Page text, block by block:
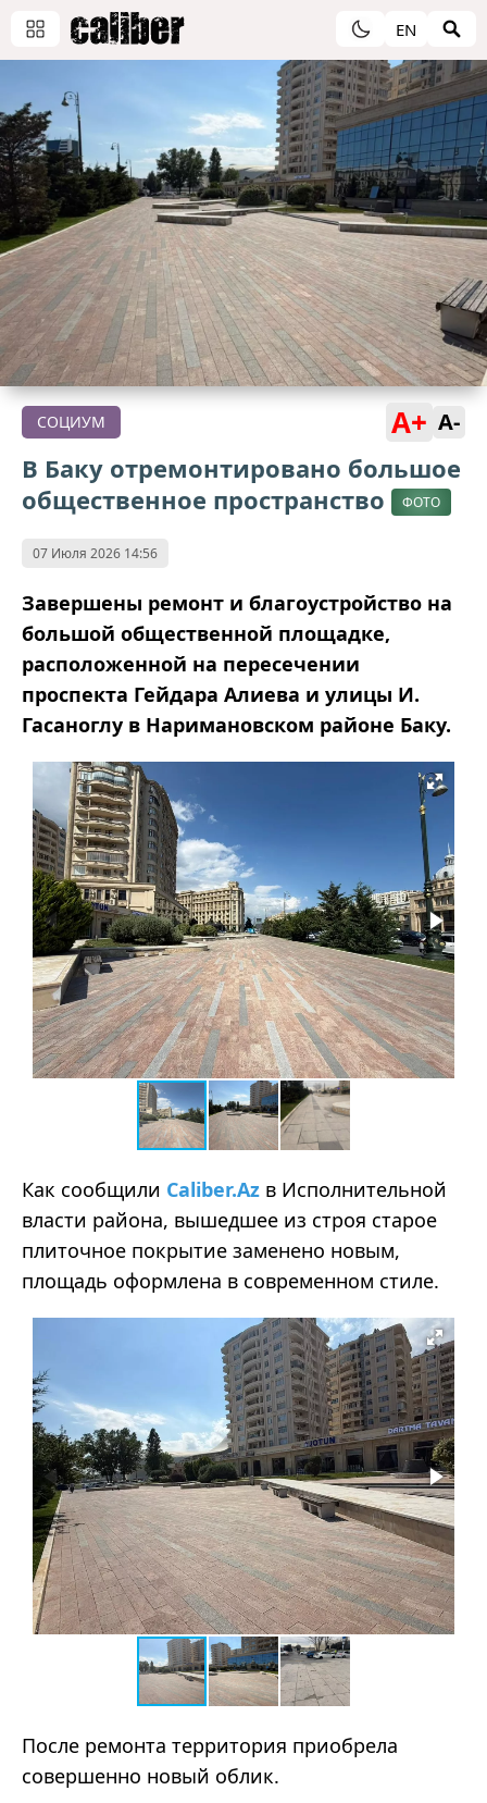
EN
СОЦИУМ A+ A-
В Баку отремонтировано большое
общественное пространство
ФОТО
07 Июля 2026 14:56
Завершены ремонт и благоустройство на
большой общественной площадке,
расположенной на пересечении
проспекта Гейдара Алиева и улицы И.
Гасаноглу в Наримановском районе Баку.
Как сообщили Caliber.Az в Исполнительной
власти района, вышедшее из строя старое
плиточное покрытие заменено новым,
площадь оформлена в современном стиле.
После ремонта территория приобрела
совершенно новый облик.